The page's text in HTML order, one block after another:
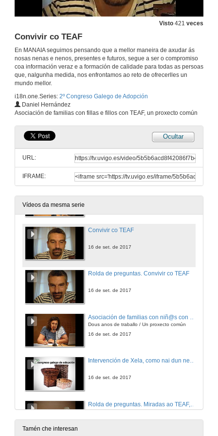
Visto 421 veces
Convivir co TEAF
En MANAIA seguimos pensando que a mellor maneira de axudar ás
nosas nenas e nenos, presentes e futuros, segue a ser o compromiso
coa información veraz e a formación de calidade para todas as persoas
que, nalgunha medida, nos enfrontamos ao reto de ofrecerlles un
mundo mellor.
i18n.one.Series: 2º Congreso Galego de Adopción
Daniel Hernández
Asociación de familias con fillas e fillos con TEAF, un proxecto común
Ocultar
URL:
IFRAME:
Vídeos da mesma serie
Transtornos da linguaxe
15 de set. de 2017
15 de set. de 2017
Prevalencia, diagnóstico e tratamiento do TEAF.
16 de set. de 2017
O TEAF desde a Psicología
Convivir co TEAF
16 de set. de 2017
Rolda de preguntas. Convivir co TEAF
16 de set. de 2017
Dous anos de traballo / Un proxecto común
16 de set. de 2017
Intervención de Xela, como nai dun neno afectado por SAF
16 de set. de 2017
16 de set. de 2017
Tamén che interesan